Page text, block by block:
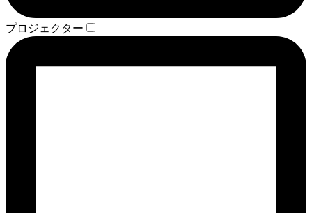
プロジェクター